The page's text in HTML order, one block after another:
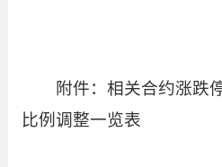
附件： 相关合约涨跌
比例调整一览表